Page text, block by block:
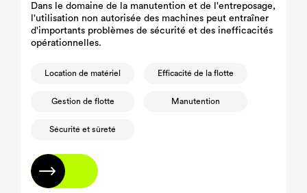
Dans le domaine de la manutention et de l'entreposage,
l'utilisation non autorisée des machines peut entraîner
d'importants problèmes de sécurité et des inefficacités
opérationnelles.
Location de matériel Efficacité de la flotte
Gestion de flotte Manutention
Sécurité et sûreté
En savoir plus